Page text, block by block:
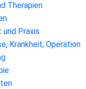
Therapien
Praxis
Krankheit, Operation